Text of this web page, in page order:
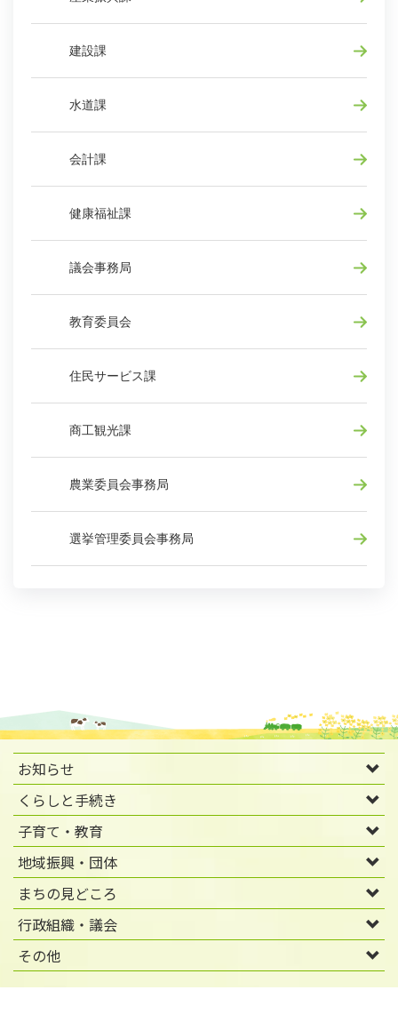
建設課
水道課
会計課
健康福祉課
議会事務局
教育委員会
住民サービス課
商工観光課
農業委員会事務局
選挙管理委員会事務局
お知らせ
くらしと手続き
子育て・教育
地域振興・団体
まちの見どころ
行政組織・議会
その他